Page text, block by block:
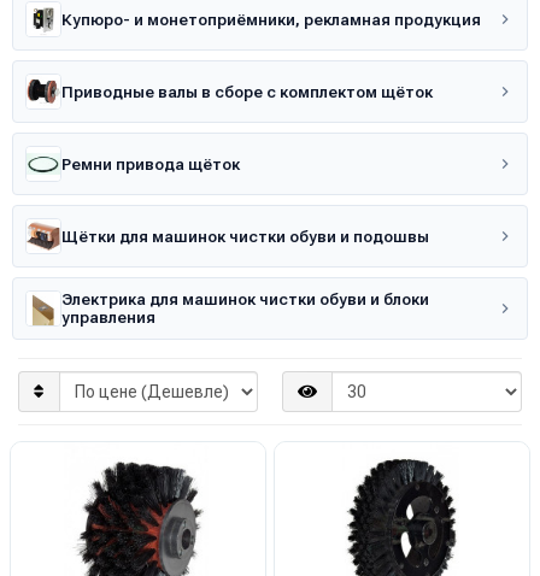
Купюро- и монетоприёмники, рекламная продукция
Приводные валы в сборе с комплектом щёток
Ремни привода щёток
Щётки для машинок чистки обуви и подошвы
Электрика для машинок чистки обуви и блоки
управления